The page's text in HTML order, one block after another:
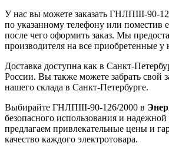
У нас вы можете заказать ГНЛПIII-90-
по указанному телефону или поместив
после чего оформить заказ. Мы
производителя на все приобретенные у
Доставка доступна как в Санкт-
России. Вы также можете забрать свой
нашего склада в Санкт-Петербурге.
Выбирайте ГНЛПIII-90-126/2000 в
безопасного использования и
предлагаем привлекательные цены и
качество каждого электротовара.